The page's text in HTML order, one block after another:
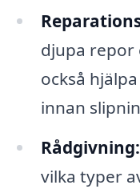
djupa repor
också
innan
Rådgivning:
vilka typer